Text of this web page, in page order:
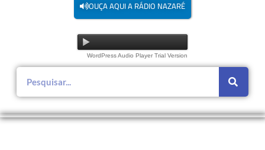
OUÇA AQUI A RÁDIO NAZARÉ
WordPress Audio Player Trial Version